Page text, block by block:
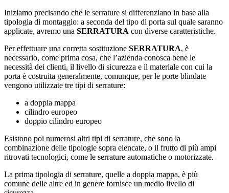
Iniziamo precisando che le serrature si differenziano in base alla
tipologia di montaggio: a seconda del tipo di porta sul quale saranno
applicate, avremo una SERRATURA con diverse caratteristiche.
Per effettuare una corretta sostituzione SERRATURA, è
necessario, come prima cosa, che l’azienda conosca bene le
necessità dei clienti, il livello di sicurezza e il materiale con cui la
porta è costruita generalmente, comunque, per le porte blindate
vengono utilizzate tre tipi di serrature:
a doppia mappa
cilindro europeo
doppio cilindro europeo
Esistono poi numerosi altri tipi di serrature, che sono la
combinazione delle tipologie sopra elencate, o il frutto di più ampi
ritrovati tecnologici, come le serrature automatiche o motorizzate.
La prima tipologia di serrature, quelle a doppia mappa, è più
comune delle altre ed in genere fornisce un medio livello di